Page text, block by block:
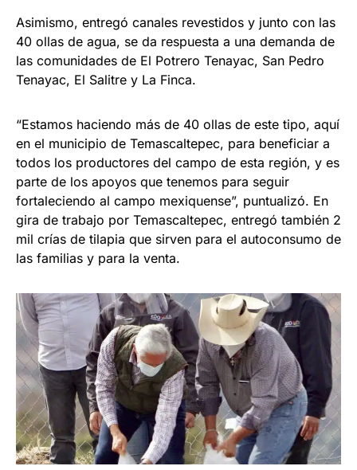
Asimismo, entregó canales revestidos y junto con las
40 ollas de agua, se da respuesta a una demanda de
las comunidades de El Potrero Tenayac, San Pedro
Tenayac, El Salitre y La Finca.
“Estamos haciendo más de 40 ollas de este tipo, aquí
en el municipio de Temascaltepec, para beneficiar a
todos los productores del campo de esta región, y es
parte de los apoyos que tenemos para seguir
fortaleciendo al campo mexiquense”, puntualizó. En
gira de trabajo por Temascaltepec, entregó también 2
mil crías de tilapia que sirven para el autoconsumo de
las familias y para la venta.